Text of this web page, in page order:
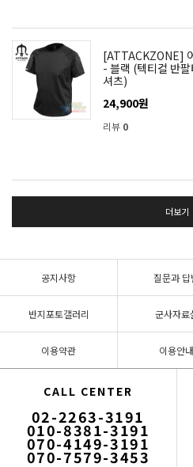
[ATTACKZONE]
- 블랙 (텍티컬 반
셔츠)
24,900원
리뷰 0
더보기
공지사항 질문과 답
반지포토갤러리 군사자료
이용약관 이용안내
CALL CENTER
02-2263-3191
010-8381-3191
070-4149-3191
070-7579-3453